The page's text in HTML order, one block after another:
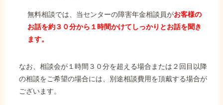
無料相談では、当センターの障害年金相談員がお客様の
お話を約３０分から１時間かけてしっかりとお話を聞き
ます。
なお、相談会が１時間３０分を超える場合または２回目以降
の相談をご希望の場合には、別途相談費用を頂戴する場合が
ございます。